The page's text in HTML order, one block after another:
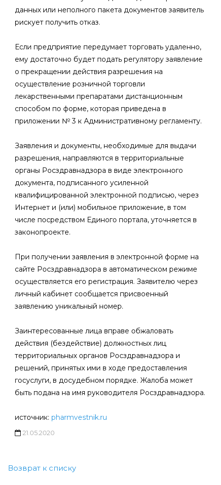
данных или неполного пакета документов заявитель
рискует получить отказ.
Если предприятие передумает торговать удаленно,
ему достаточно будет подать регулятору заявление
о прекращении действия разрешения на
осуществление розничной торговли
лекарственными препаратами дистанционным
способом по форме, которая приведена в
приложении № 3 к Административному регламенту.
Заявления и документы, необходимые для выдачи
разрешения, направляются в территориальные
органы Росздравнадзора в виде электронного
документа, подписанного усиленной
квалифицированной электронной подписью, через
Интернет и (или) мобильное приложение, в том
числе посредством Единого портала, уточняется в
законопроекте.
При получении заявления в электронной форме на
сайте Росздравнадзора в автоматическом режиме
осуществляется его регистрация. Заявителю через
личный кабинет сообщается присвоенный
заявлению уникальный номер.
Заинтересованные лица вправе обжаловать
действия (бездействие) должностных лиц
территориальных органов Росздравнадзора и
решений, принятых ими в ходе предоставления
госуслуги, в досудебном порядке. Жалоба может
быть подана на имя руководителя Росздравнадзора.
источник: pharmvestnik.ru
21.05.2020
Возврат к списку